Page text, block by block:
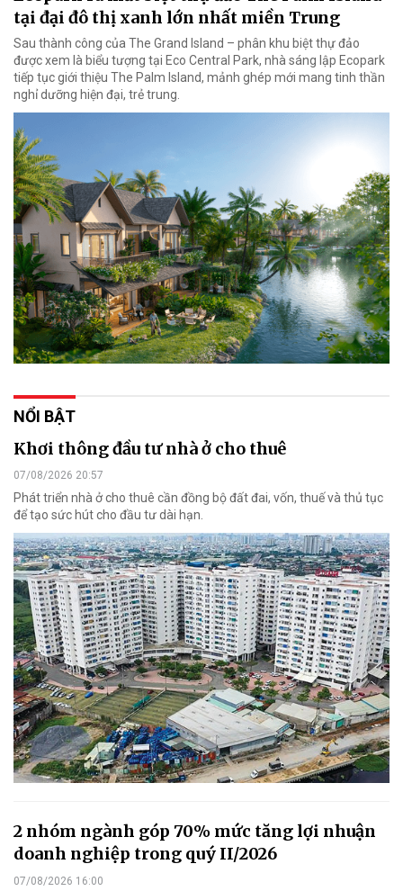
tại đại đô thị xanh lớn nhất miền Trung
Sau thành công của The Grand Island – phân khu biệt thự đảo
được xem là biểu tượng tại Eco Central Park, nhà sáng lập Ecopark
tiếp tục giới thiệu The Palm Island, mảnh ghép mới mang tinh thần
nghỉ dưỡng hiện đại, trẻ trung.
NỔI BẬT
Khơi thông đầu tư nhà ở cho thuê
07/08/2026 20:57
Phát triển nhà ở cho thuê cần đồng bộ đất đai, vốn, thuế và thủ tục
để tạo sức hút cho đầu tư dài hạn.
2 nhóm ngành góp 70% mức tăng lợi nhuận
doanh nghiệp trong quý II/2026
07/08/2026 16:00